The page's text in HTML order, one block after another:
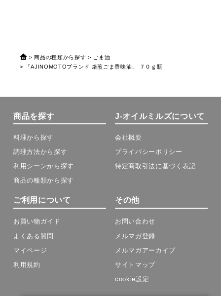
商品の種類から探す
ごま油
「AJINOMOTOブランド 焙煎ごま香味油」 ７０ｇ瓶
商品を探す
料理から探す
調理方法から探す
利用シーンから探す
商品の種類から探す
J-オイルミルズについて
会社概要
プライバシーポリシー
特定商取引法に基づく表記
ご利用について
お買い物ガイド
よくある質問
マイページ
利用規約
その他
お問い合わせ
メルマガ登録
メルマガアーカイブ
サイトマップ
cookie設定